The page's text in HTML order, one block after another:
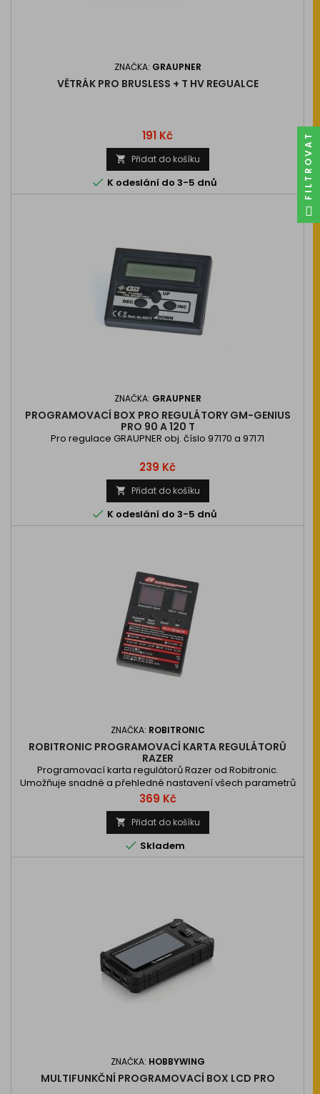
ZNAČKA: GRAUPNER
VĚTRÁK PRO BRUSLESS + T HV REGUALCE
Cena
191 Kč
 Přidat do košíku
 K odeslání do 3-5 dnů
ZNAČKA: GRAUPNER
PROGRAMOVACÍ BOX PRO REGULÁTORY GM-GENIUS
PRO 90 A 120 T
Pro regulace GRAUPNER obj. číslo 97170 a 97171
Cena
239 Kč
 Přidat do košíku
 K odeslání do 3-5 dnů
ZNAČKA: ROBITRONIC
ROBITRONIC PROGRAMOVACÍ KARTA REGULÁTORŮ
RAZER
Programovací karta regulátorů Razer od Robitronic.
Umožňuje snadné a přehledné nastavení všech parametrů
regulátorů Robitronic Razer.
Cena
369 Kč
 Přidat do košíku
 Skladem
ZNAČKA: HOBBYWING
MULTIFUNKČNÍ PROGRAMOVACÍ BOX LCD PRO
FILTROVAT